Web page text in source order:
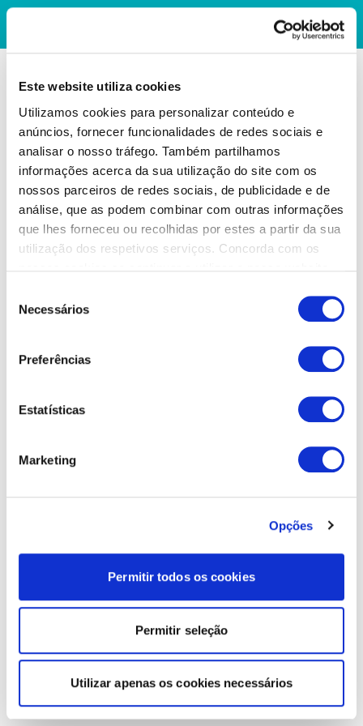
Este website utiliza cookies
Utilizamos cookies para personalizar conteúdo e
anúncios, fornecer funcionalidades de redes sociais e
analisar o nosso tráfego. Também partilhamos
informações acerca da sua utilização do site com os
nossos parceiros de redes sociais, de publicidade e de
análise, que as podem combinar com outras informações
que lhes forneceu ou recolhidas por estes a partir da sua
utilização dos respetivos serviços. Concorda com os
Necessários
Preferências
Estatísticas
Marketing
Opções
Permitir todos os cookies
Permitir seleção
Utilizar apenas os cookies necessários